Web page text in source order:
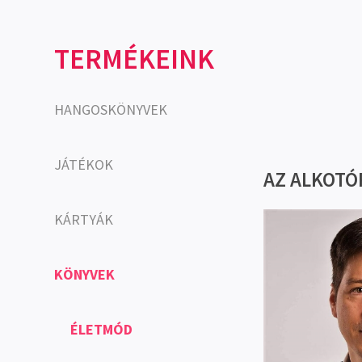
TERMÉKEINK
HANGOSKÖNYVEK
JÁTÉKOK
KÁRTYÁK
KÖNYVEK
ÉLETMÓD
AZ